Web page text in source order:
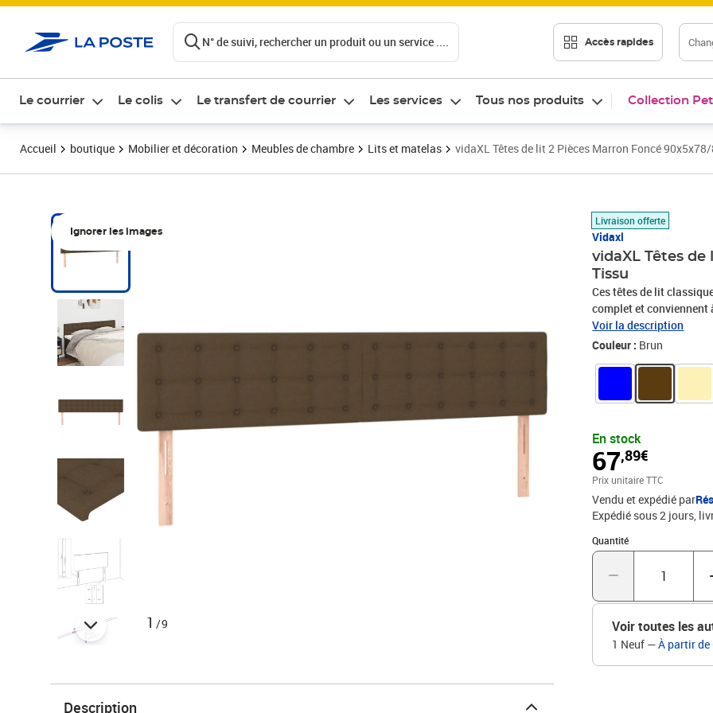
N° de suivi, rechercher un produit ou un service .... Accès rapides
Le courrier Le colis Le transfert de courrier Les services Tous nos produits Collection
Accueil boutique Mobilier et décoration Meubles de chambre Lits et matelas vidaXL Têtes de lit 2 Pièces Marron Foncé
Ignorer les images
1 /9
Livraison offerte
Vidaxl
vidaXL Têtes
Tissu
Ces têtes de lit
complet et conviennent
un aspect simple et
pieds en bois assurent
lit et le matelas ne
la boîte pour un
polyester), bois
mousseDimensions
x 5 x 78/88 cm (l x P x
Voir la description
Couleur : Brun
En stock
67,89€
Prix 67,89€
Prix unitaire TTC
Vendu et expédié par
Expédié sous 2 jours
Quantité
Quantité : 1
Voir toutes les
1 Neuf —À partir de
Description